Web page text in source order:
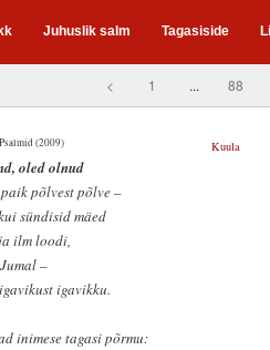
Juhuslik salm Tagasiside
< 1 ... 88
(2009)
Kuula
oled olnud
põlvest põlve –
sündisid mäed
ilm loodi,
–
igavikku.
inimese tagasi põrmu: